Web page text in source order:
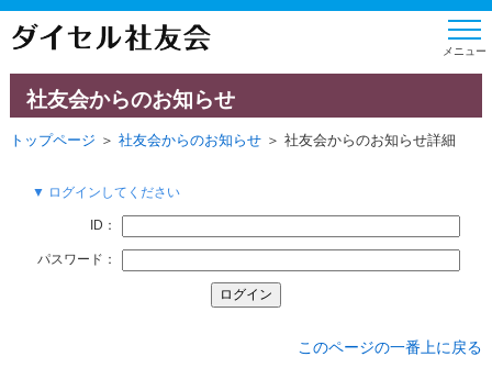
社友会からのお知らせ
トップページ ＞ 社友会からのお知らせ＞ 社友会からのお知らせ詳細
▼ ログインしてください
ID：
パスワード：
このページの一番上に戻る